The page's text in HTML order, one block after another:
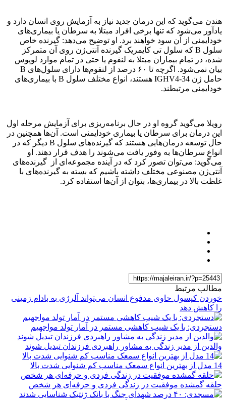
هندن می‌گوید که این درمان جدید نیاز به آزمایش روی انسان دارد و
یادآور می‌شود که تنها برخی افراد مبتلا به سرطان یا بیماری‌های
خودایمنی از آن سود خواهند برد. او توضیح می‌دهد: گیرنده خاص
سلول B که سلول تی کایمریک گیرنده آنتی‌ژن روی آن متمرکز
شده، در تمام بیماران مبتلا به لنفوم یا حتی در تمام موارد لوپوس
بیان نمی‌شود. اگرچه تا ۶۰ درصد از لنفوم‌ها دارای سلول‌های B
حامل ژن IGHV4-34 هستند، انواع مختلف سلول B با بیماری‌های
خودایمنی مرتبطند.
رویلا می‌گوید گروه او در حال برنامه‌ریزی برای آزمایش مرحله اول
این درمان برای سرطان یا بیماری خودایمنی است. آن‌ها همچنین در
حال توسعه درمان‌هایی هستند که گیرنده‌های سلول B دیگر که در
انواع سرطان‌ها به وفور یافت می‌شوند را هدف قرار دهند. او
می‌گوید: می‌توان تصور کرد که در آینده مجموعه‌ای از گیرنده‌های
آنتی‌ژن مصنوعی مختلف داشته باشیم که بسته به گیرنده‌های با
غلظت بالا در بیماری‌ها، بتوان از آن‌ها استفاده کرد.
مطالب مرتبط
خوردن کپسول حاوی مدفوع انسان می‌تواند آلرژی به بادام زمینی
را کاهش دهد
دستجردی: با یک شیب کاهشی مستمر در آمار تولد مواجهیم
والدین از مدیر زندگی به مشاور راهبردی فرزندان تبدیل شوند
14 مدل از بهترین انواع سمعک مناسب کم شنوایی شدت بالا
حلقه گمشده موفقیت در زندگی فردی و حرفه‌ای هر شخص